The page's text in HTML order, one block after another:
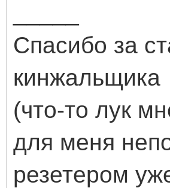
Спасибо за
кинжальщика
(что-то лук
для меня
резетером